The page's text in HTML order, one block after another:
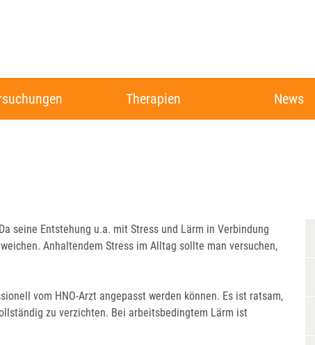
Therapien News
seine Entstehung u.a. mit Stress und Lärm in Verbindung
Anhaltendem Stress im Alltag sollte man versuchen,
vom HNO-Arzt angepasst werden können. Es ist ratsam,
zu verzichten. Bei arbeitsbedingtem Lärm ist